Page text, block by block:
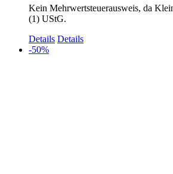
Kein Mehrwertsteuerausweis, da
(1) UStG.
Details Details
-50%